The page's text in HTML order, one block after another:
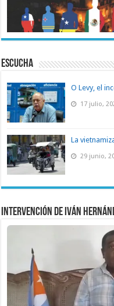
ESCUCHA
O Levy, el
17 julio,
La
29 junio,
Intervención de Iván